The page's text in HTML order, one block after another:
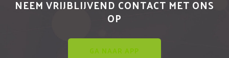
NEEM VRIJBLIJVEND CONTACT MET ONS
OP
GA NAAR APP